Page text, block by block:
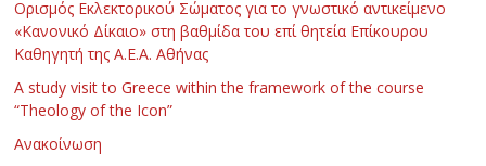
Ορισμός Εκλεκτορικού Σώματος για το γνωστικό αντικείμενο
«Κανονικό Δίκαιο» στη βαθμίδα του επί θητεία Επίκουρου
Καθηγητή της Α.Ε.Α. Αθήνας
Α study visit to Greece within the framework of the course
“Theology of the Icon”
Ανακοίνωση